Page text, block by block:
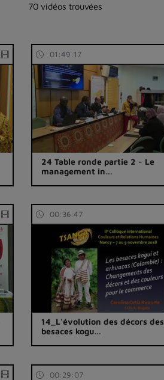
70 vidéos trouvées
01:49:17
24 Table ronde partie 2 - Le
management in…
00:36:47
14_L'évolution des décors des
besaces kogu…
00:29:07